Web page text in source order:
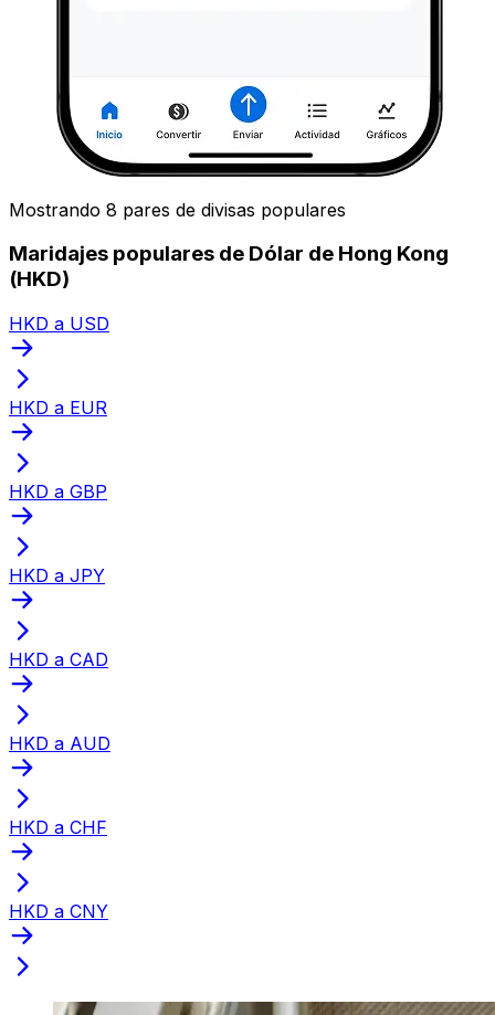
Mostrando 8 pares de divisas populares
Maridajes populares de Dólar de Hong Kong
(HKD)
HKD a USD
HKD a EUR
HKD a GBP
HKD a JPY
HKD a CAD
HKD a AUD
HKD a CHF
HKD a CNY